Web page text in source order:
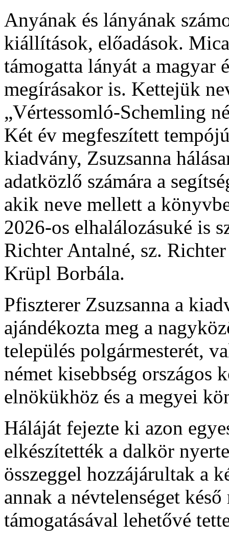
Anyának és lányának
kiállítások, előadások.
támogatta lányát a magyar
megírásakor is. Kettejük
„Vértessomló-Schemling
Két év megfeszített
kiadvány, Zsuzsanna
adatközlő számára a
akik neve mellett a
2026-os elhalálozásuké is
Richter Antalné, sz.
Krüpl Borbála.
Pfiszterer Zsuzsanna a
ajándékozta meg a
település polgármesterét,
német kisebbség országos
elnökükhöz és a megyei
Háláját fejezte ki azon
elkészítették a dalkör
összeggel hozzájárultak a
annak a névtelenséget
támogatásával lehetővé